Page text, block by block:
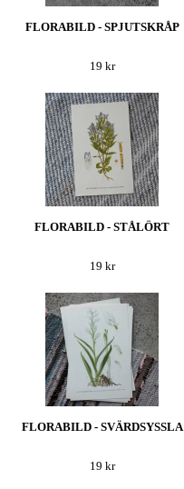
FLORABILD - SPJUTSKRÅP
19 kr
FLORABILD - STÅLÖRT
19 kr
FLORABILD - SVÄRDSYSSLA
19 kr